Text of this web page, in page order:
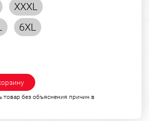
XXXL
6XL
товар без объяснения причин в